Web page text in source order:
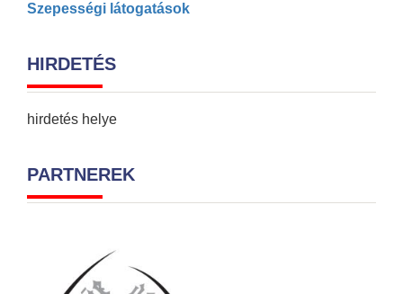
Szepességi látogatások
HIRDETÉS
hirdetés helye
PARTNEREK